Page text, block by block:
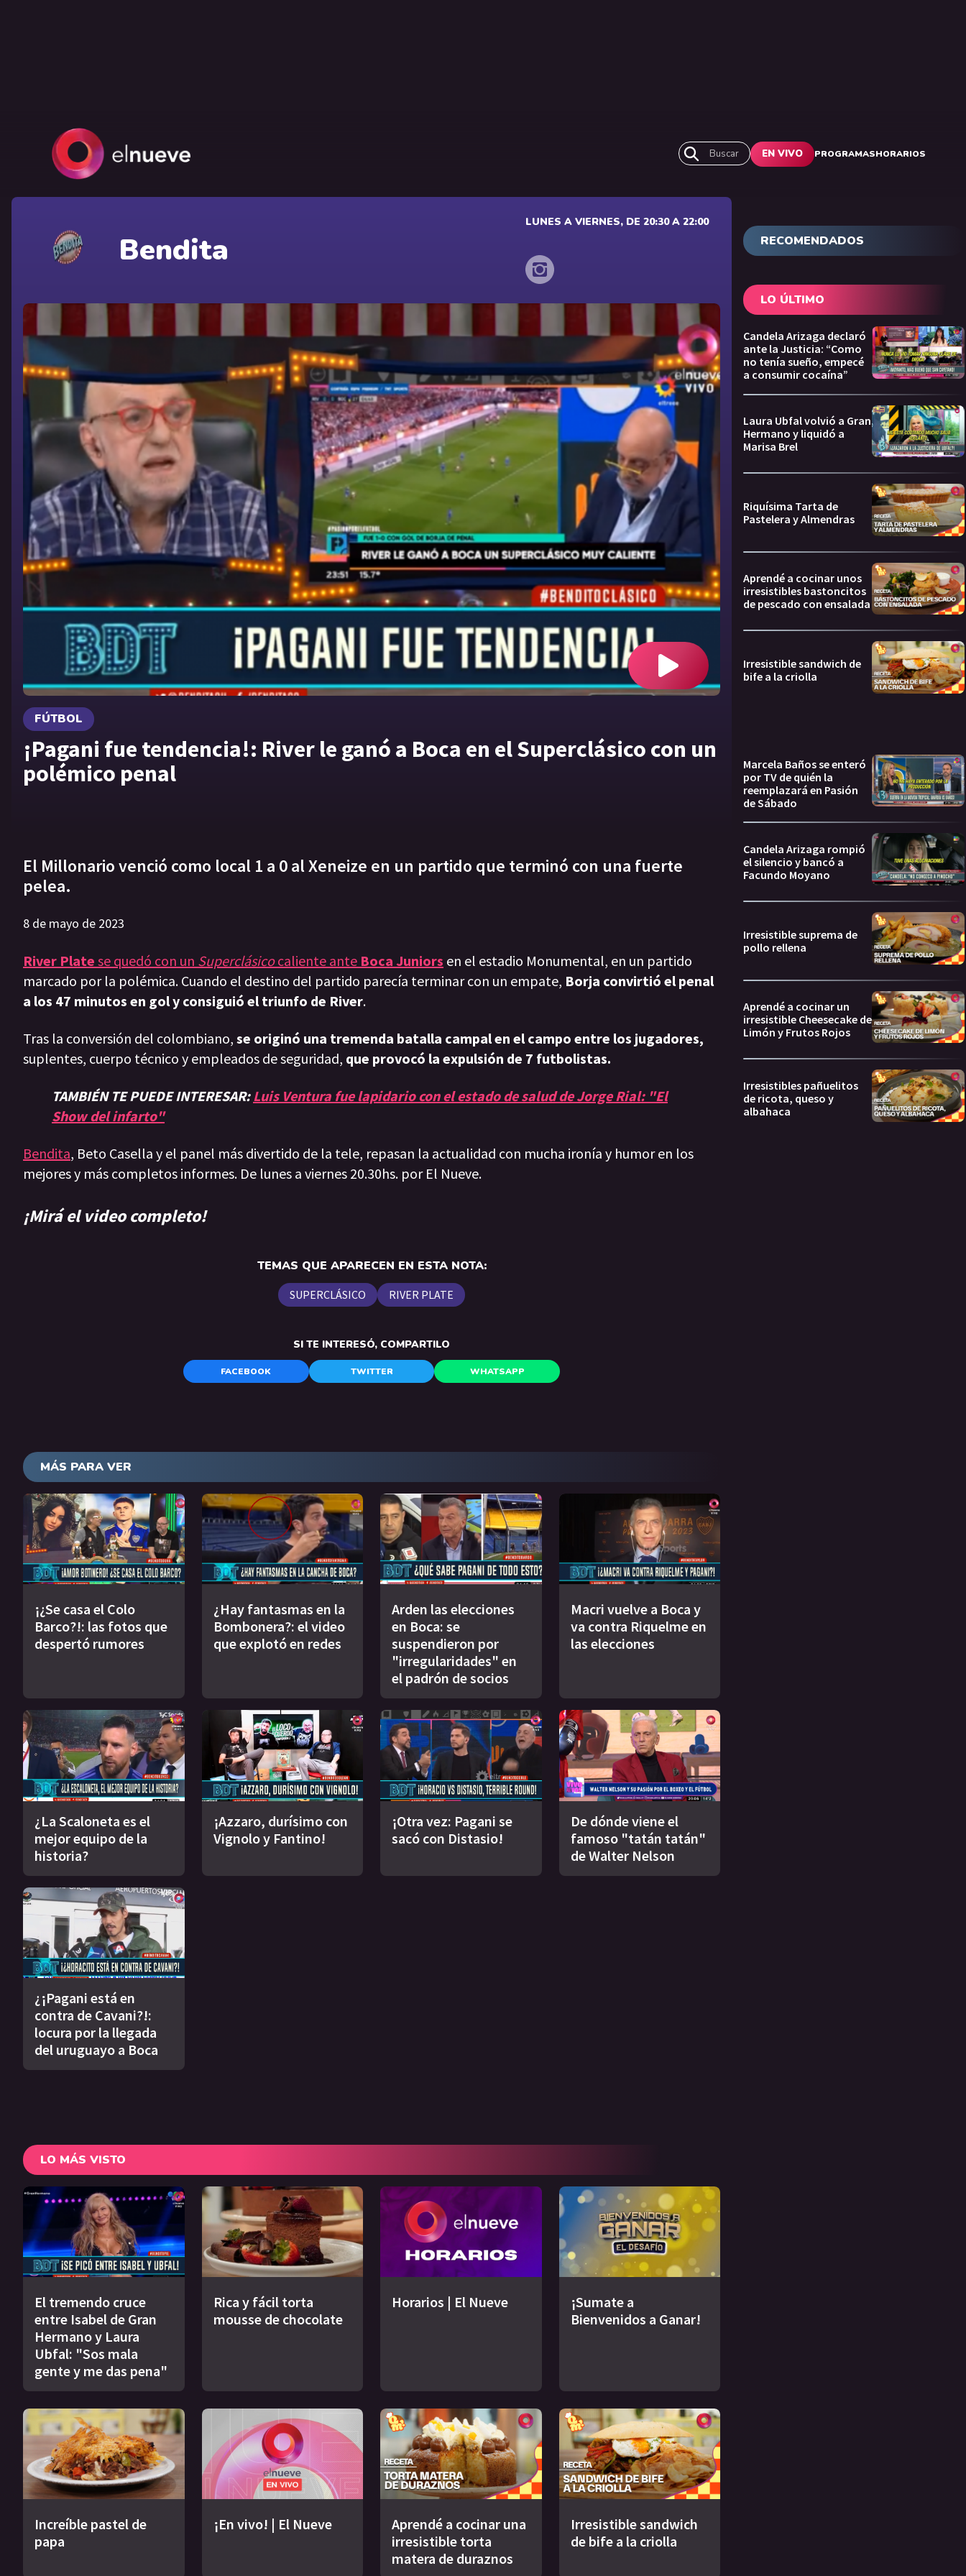
Buscar EN VIVO PROGRAMASHORARIOS
Bendita
LUNES A VIERNES, DE 20:30 A 22:00
FÚTBOL
¡Pagani fue tendencia!: River le ganó a Boca en el Superclásico con un
polémico penal
El Millonario venció como local 1 a 0 al Xeneize en un partido que terminó con una fuerte
pelea.
8 de mayo de 2023
River Plate se quedó con un Superclásicocaliente ante Boca Juniors en el estadio Monumental, en un partido
marcado por la polémica. Cuando el destino del partido parecía terminar con un empate, Borja convirtió el penal
a los 47 minutos en gol y consiguió el triunfo de River.
Tras la conversión del colombiano, se originó una tremenda batalla campal en el campo entre los jugadores,
suplentes, cuerpo técnico y empleados de seguridad, que provocó la expulsión de 7 futbolistas.
TAMBIÉN TE PUEDE INTERESAR:Luis Ventura fue lapidario con el estado de salud de Jorge Rial: "El
Show del infarto"
Bendita, Beto Casella y el panel más divertido de la tele, repasan la actualidad con mucha ironía y humor en los
mejores y más completos informes. De lunes a viernes 20.30hs. por El Nueve.
¡Mirá el video completo!
TEMAS QUE APARECEN EN ESTA NOTA:
SUPERCLÁSICO RIVER PLATE
SI TE INTERESÓ, COMPARTILO
FACEBOOK TWITTER WHATSAPP
MÁS PARA VER
¡¿Se casa el Colo
Barco?!: las fotos que
despertó rumores
¿Hay fantasmas en la
Bombonera?: el video
que explotó en redes
Arden las elecciones
en Boca: se
suspendieron por
"irregularidades" en
el padrón de socios
Macri vuelve a Boca y
va contra Riquelme en
las elecciones
¿La Scaloneta es el
mejor equipo de la
historia?
¡Azzaro, durísimo con
Vignolo y Fantino!
¡Otra vez: Pagani se
sacó con Distasio!
De dónde viene el
famoso "tatán tatán"
de Walter Nelson
¿¡Pagani está en
contra de Cavani?!:
locura por la llegada
del uruguayo a Boca
LO MÁS VISTO
El tremendo cruce
entre Isabel de Gran
Hermano y Laura
Ubfal: "Sos mala
gente y me das pena"
Rica y fácil torta
mousse de chocolate
Horarios | El Nueve
¡Sumate a
Bienvenidos a Ganar!
Increíble pastel de
papa
¡En vivo! | El Nueve
Aprendé a cocinar una
irresistible torta
matera de duraznos
Irresistible sandwich
de bife a la criolla
RECOMENDADOS
LO ÚLTIMO
Candela Arizaga declaró
ante la Justicia: “Como
no tenía sueño, empecé
a consumir cocaína”
Laura Ubfal volvió a Gran
Hermano y liquidó a
Marisa Brel
Riquísima Tarta de
Pastelera y Almendras
Aprendé a cocinar unos
irresistibles bastoncitos
de pescado con ensalada
Irresistible sandwich de
bife a la criolla
Marcela Baños se enteró
por TV de quién la
reemplazará en Pasión
de Sábado
Candela Arizaga rompió
el silencio y bancó a
Facundo Moyano
Irresistible suprema de
pollo rellena
Aprendé a cocinar un
irresistible Cheesecake de
Limón y Frutos Rojos
Irresistibles pañuelitos
de ricota, queso y
albahaca